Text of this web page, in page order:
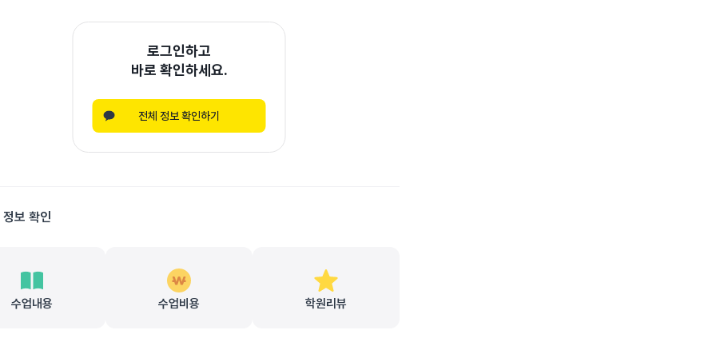
로그인하고
바로 확인하세요.
전체 정보 확인하기
정보 확인
수업내용 수업비용 학원리뷰